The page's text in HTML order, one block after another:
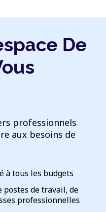
De
professionnels
aux besoins de
à tous les budgets
postes de travail, de
professionnelles